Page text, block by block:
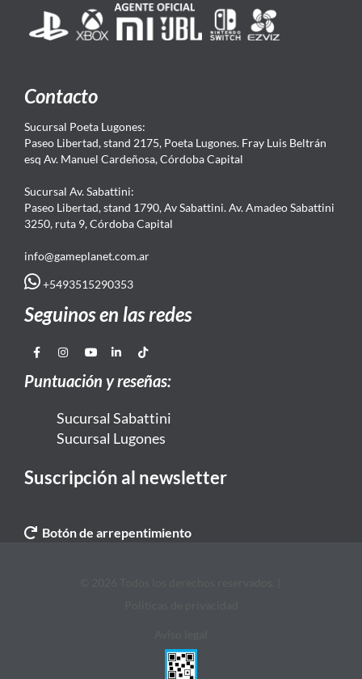
Contacto
Sucursal Poeta Lugones:
Paseo Libertad, stand 2175, Poeta Lugones. Fray Luis Beltrán
esq Av. Manuel Cardeñosa, Córdoba Capital
Sucursal Av. Sabattini:
Paseo Libertad, stand 1790, Av Sabattini. Av. Amadeo Sabattini
3250, ruta 9, Córdoba Capital
info@gameplanet.com.ar
+5493515290353
Seguinos en las redes
Puntuación y reseñas:
Sucursal Sabattini
Sucursal Lugones
Suscripción al newsletter
Botón de arrepentimiento